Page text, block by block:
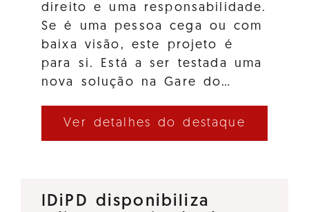
direito e uma responsabilidade.
Se é uma pessoa cega ou com
baixa visão, este projeto é
para si. Está a ser testada uma
nova solução na Gare do…
Ver detalhes do destaque
IDiPD disponibiliza